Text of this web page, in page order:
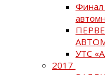
Финал
УТС
2017